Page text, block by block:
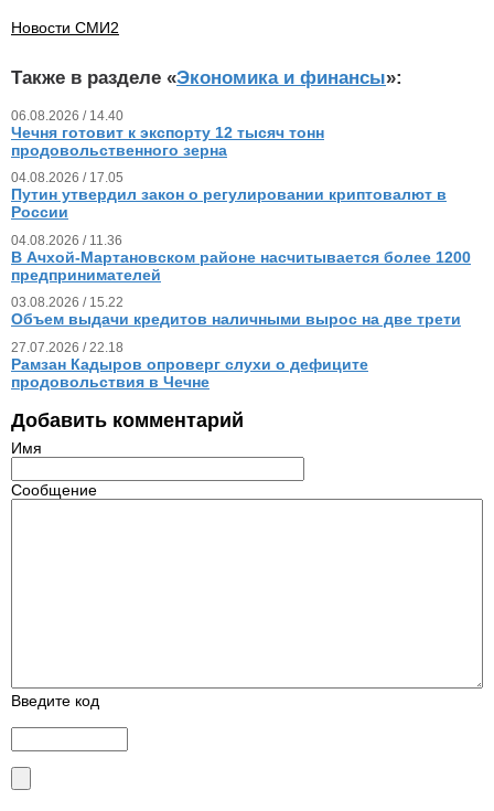
Новости СМИ2
Также в разделе «Экономика и финансы»:
06.08.2026 / 14.40
Чечня готовит к экспорту 12 тысяч тонн
продовольственного зерна
04.08.2026 / 17.05
Путин утвердил закон о регулировании криптовалют в
России
04.08.2026 / 11.36
В Ачхой-Мартановском районе насчитывается более 1200
предпринимателей
03.08.2026 / 15.22
Объем выдачи кредитов наличными вырос на две трети
27.07.2026 / 22.18
Рамзан Кадыров опроверг слухи о дефиците
продовольствия в Чечне
Добавить комментарий
Имя
Сообщение
Введите код